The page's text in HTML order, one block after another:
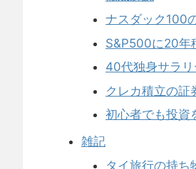
ナスダック100
S&P500に20年
40代独身サラ
クレカ積立の証
初心者でも投資
雑記
タイ旅行の持